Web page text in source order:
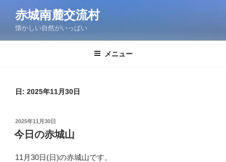
ン
赤城南麓交流村
懐かしい自然がいっぱい
メニュー
日: 2025年11月30日
投
稿
日:
2025年11月30日
今日の赤城山
11月30日(日)の赤城山です。